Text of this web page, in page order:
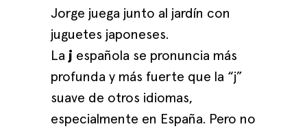
Jorge juega junto al jardín con
juguetes japoneses.
La j española se pronuncia más
profunda y más fuerte que la “j”
suave de otros idiomas,
especialmente en España. Pero no